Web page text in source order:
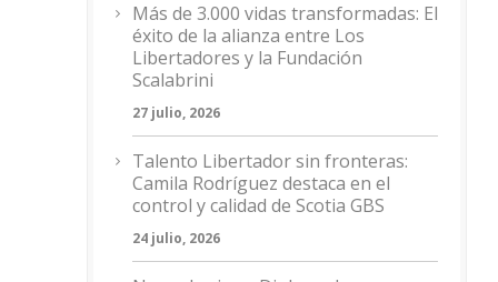
Más de 3.000 vidas transformadas: El
éxito de la alianza entre Los
Libertadores y la Fundación
Scalabrini
27 julio, 2026
Talento Libertador sin fronteras:
Camila Rodríguez destaca en el
control y calidad de Scotia GBS
24 julio, 2026